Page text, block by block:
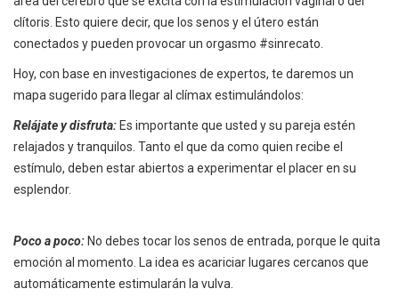
clítoris. Esto quiere decir, que los senos y el útero están
conectados y pueden provocar un orgasmo #sinrecato.
Hoy, con base en investigaciones de expertos, te daremos un
mapa sugerido para llegar al clímax estimulándolos:
Relájate y disfruta: Es importante que usted y su pareja estén
relajados y tranquilos. Tanto el que da como quien recibe el
estímulo, deben estar abiertos a experimentar el placer en su
esplendor.
Poco a poco: No debes tocar los senos de entrada, porque le quita
emoción al momento. La idea es acariciar lugares cercanos que
automáticamente estimularán la vulva.